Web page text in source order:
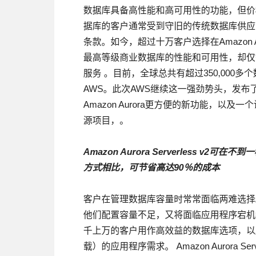
数据库具备高性能和高可用性的功能，但
据库的客户通常受到守旧的传统数据库供
条款。如今，超过十万客户选择在
最高等级商业数据库的性能和可用性，却
服务 。目前，全球总共有超过350,000多
AWS。此次AWS继续这一强劲势头，发布
Amazon Aurora更方便的新功能，以及一
源项目，。
Amazon Aurora Serverless v2可在不到
方式相比，可节省高达90％的成本
客户在管理数据库容量时常常面临两难选
他们配置容量不足，又将面临应用程序宕
千上万的客户用作高效益的数据库选项，
载）的应用程序需求。 Amazon Aurora